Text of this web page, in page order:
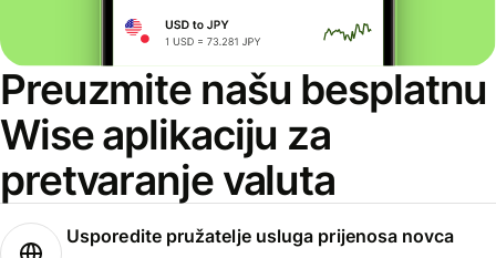
Preuzmite našu besplatnu
Wise aplikaciju za
pretvaranje valuta
Usporedite pružatelje usluga prijenosa novca